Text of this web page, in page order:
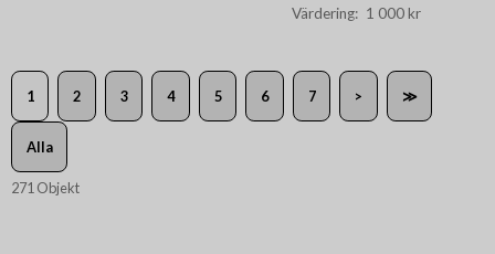
1 000 kr
1 2 3 4 5 6 7 > ≫
Alla
271 Objekt